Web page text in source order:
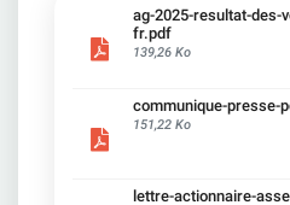
souligné la forte
facteurs
encourageant.Le
solide. Etre une
une banque
ag-2025-resultat-des-
fr.pdf
139,26 Ko
communique-presse-
151,22 Ko
lettre-actionnaire-